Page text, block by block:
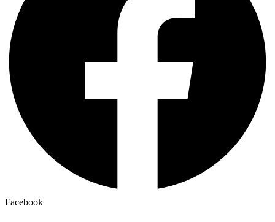
Facebook